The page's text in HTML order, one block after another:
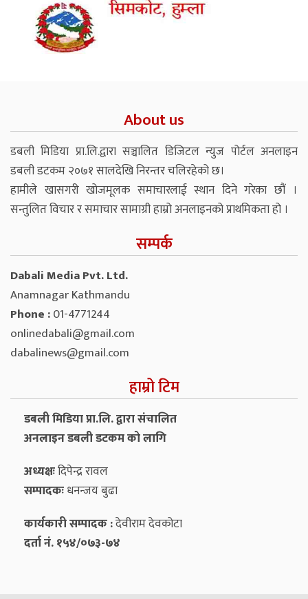
About us
डबली मिडिया प्रा.लि.द्वारा सञ्चालित डिजिटल न्युज पोर्टल अनलाइन
डबली डटकम २०७१ सालदेखि निरन्तर चलिरहेको छ।
हामीले खासगरी खोजमूलक समाचारलाई स्थान दिने गरेका छौं ।
सन्तुलित विचार र समाचार सामाग्री हाम्रो अनलाइनको प्राथमिकता हो ।
सम्पर्क
Dabali Media Pvt. Ltd.
Anamnagar Kathmandu
Phone :01-4771244
onlinedabali@gmail.com
dabalinews@gmail.com
हाम्रो टिम
डबली मिडिया प्रा.लि. द्वारा संचालित
अनलाइन डबली डटकम को लागि
अध्यक्षःदिपेन्द्र रावल
सम्पादकःधनन्‍जय बुढा
कार्यकारी सम्पादक :देवीराम देवकोटा
दर्ता नं. १५४/०७३-७४